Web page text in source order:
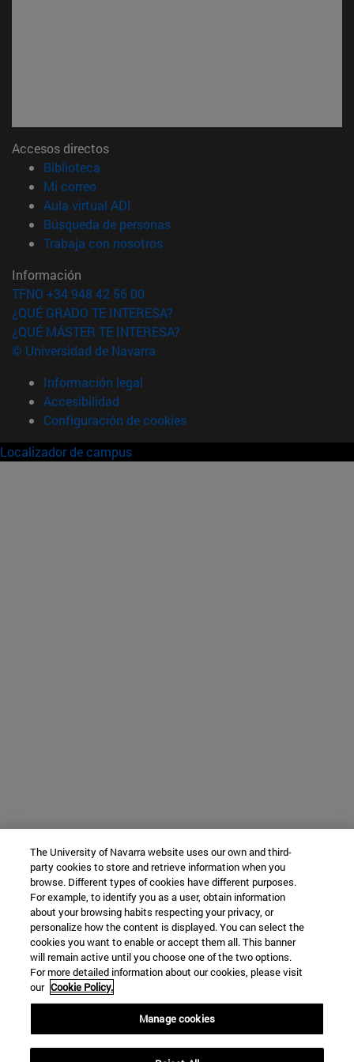
Accesos directos
Biblioteca
Mi correo(abre en nueva ventana)
Aula virtual ADI
Búsqueda de personas(abre en nueva ventana)
Trabaja con nosotros(abre en nueva ventana)
Información
TFNO +34 948 42 56 00
¿QUÉ GRADO TE INTERESA?
¿QUÉ MÁSTER TE INTERESA?
© Universidad de Navarra
Información legal
Accesibilidad
Configuración de cookies
Localizador de campus
The University of Navarra website uses our own and third-
party cookies to store and retrieve information when you
browse. Different types of cookies have different purposes.
For example, to identify you as a user, obtain information
about your browsing habits respecting your privacy, or
personalize how the content is displayed. You can select the
cookies you want to enable or accept them all. This banner
will remain active until you choose one of the two options.
For more detailed information about our cookies, please visit
our Cookie Policy.
Manage cookies